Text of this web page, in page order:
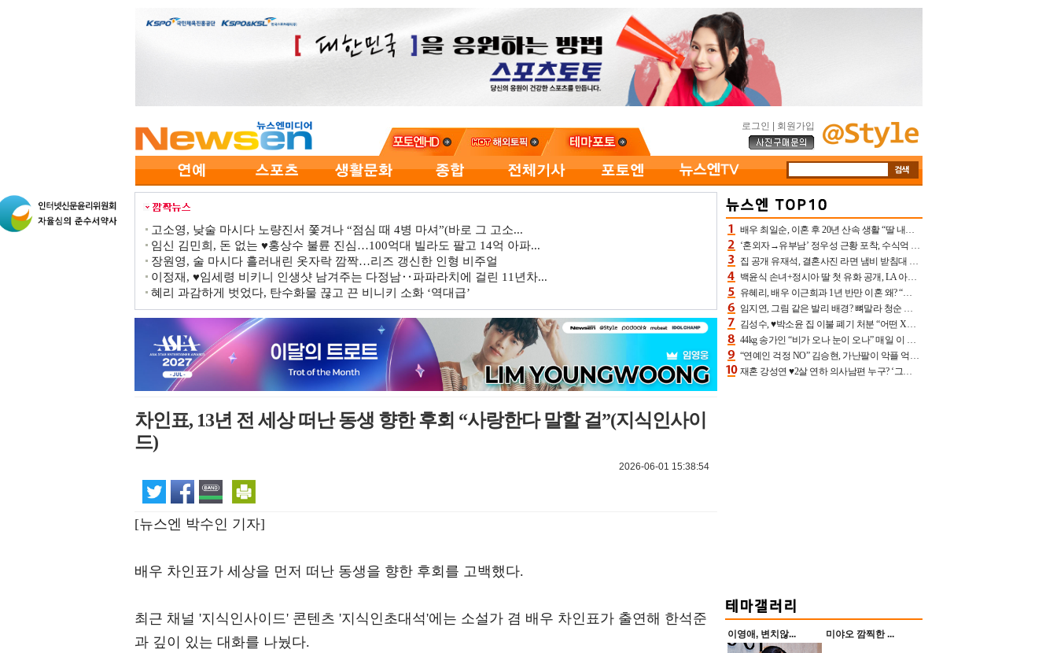
로그인 회원가입
고소영, 낮술 마시다 노량진서 쫓겨나 “점심 때 4병 마셔”(바로 그 고소...
임신 김민희, 돈 없는 ♥홍상수 불륜 진심…100억대 빌라도 팔고 14억 아파...
장원영, 술 마시다 흘러내린 옷자락 깜짝…리즈 갱신한 인형 비주얼
이정재, ♥임세령 비키니 인생샷 남겨주는 다정남‥파파라치에 걸린 11년차...
혜리 과감하게 벗었다, 탄수화물 끊고 끈 비니키 소화 ‘역대급’
차인표, 13년 전 세상 떠난 동생 향한 후회 “사랑한다 말할 걸”(지식인사이
드)
2026-06-01 15:38:54
[뉴스엔 박수인 기자]
배우 차인표가 세상을 먼저 떠난 동생을 향한 후회를 고백했다.
최근 채널 '지식인사이드' 콘텐츠 '지식인초대석'에는 소설가 겸 배우 차인표가 출연해 한석준
과 깊이 있는 대화를 나눴다.
배우 최일순, 이혼 후 20년 산속 생활 “딸 내가 버렸다고 원망‥맘 아파”(특종)[어제TV]
‘혼외자→유부남’ 정우성 근황 포착, 수식억 해킹 피해 후배 만났다 “존경하는”
집 공개 유재석, 결혼사진 라면 냄비 받침대 되고 분노‥가족사진도 피해(놀뭐)[어제TV]
백윤식 손녀+정시아 딸 첫 유화 공개, LA 아트쇼→서울국제조각페스타 작가다운 수준급 실력
유혜리, 배우 이근희과 1년 반만 이혼 왜? “식칼 꽂고 의자 던져” 충격 폭로(특종)[어제TV]
임지연, 그림 같은 발리 배경? 뼈말라 청순 비키니 핏에 상대 안 되네
김성수, ♥박소윤 집 이불 폐기 처분 “어떤 X이랑 썼을지 몰라” 질투(신랑수업2)[어제TV]
44kg 송가인 “비가 오나 눈이 오나” 매일 이 운동, 허벅지 근육량 상승+체지방 감소
“연예인 걱정 NO” 김승현, 가난팔이 악플 억울할만‥아내+딸과 日 여행
재혼 강성연 ♥2살 연하 의사남편 누구? ‘그알’ 자문의에 훈남 비주얼 초엘리트 스펙 [종합]
이영애, 변치않... 미야오 깜찍한 ...